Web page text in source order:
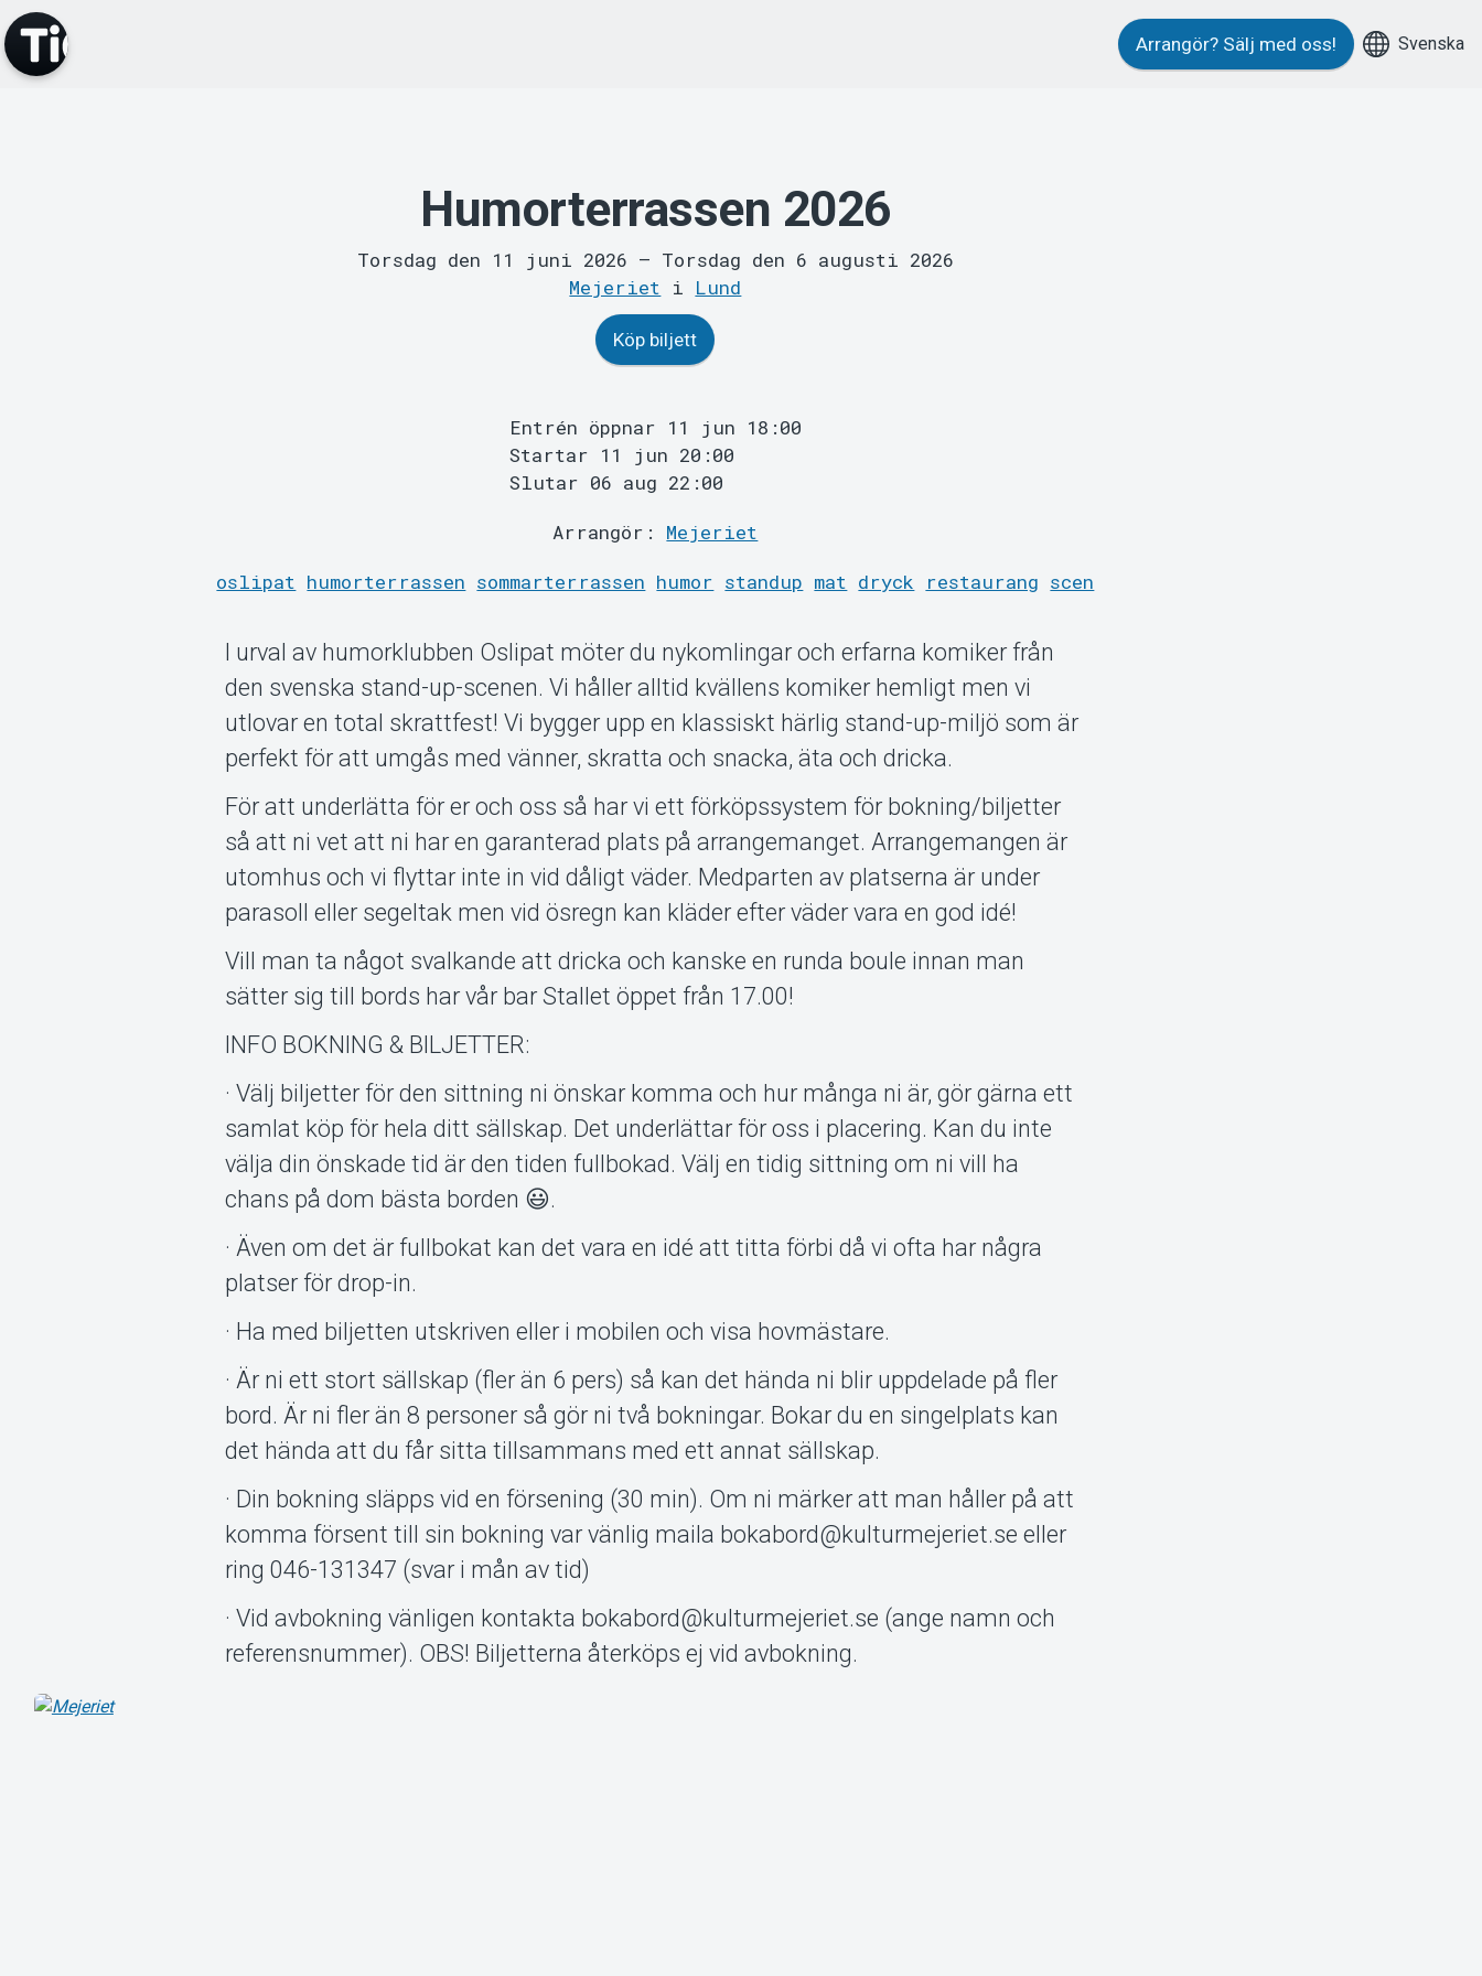
Arrangör? Sälj med oss! Svenska
Humorterrassen 2026
Torsdag den 11 juni 2026 – Torsdag den 6 augusti 2026
Mejeriet i Lund
Köp biljett
Entrén öppnar 11 jun 18:00
Startar 11 jun 20:00
Slutar 06 aug 22:00
Arrangör: Mejeriet
oslipat humorterrassen sommarterrassen humor standup mat dryck restaurang scen
I urval av humorklubben Oslipat möter du nykomlingar och erfarna komiker från
den svenska stand-up-scenen. Vi håller alltid kvällens komiker hemligt men vi
utlovar en total skrattfest! Vi bygger upp en klassiskt härlig stand-up-miljö som är
perfekt för att umgås med vänner, skratta och snacka, äta och dricka.
För att underlätta för er och oss så har vi ett förköpssystem för bokning/biljetter
så att ni vet att ni har en garanterad plats på arrangemanget. Arrangemangen är
utomhus och vi flyttar inte in vid dåligt väder. Medparten av platserna är under
parasoll eller segeltak men vid ösregn kan kläder efter väder vara en god idé!
Vill man ta något svalkande att dricka och kanske en runda boule innan man
sätter sig till bords har vår bar Stallet öppet från 17.00!
INFO BOKNING & BILJETTER:
· Välj biljetter för den sittning ni önskar komma och hur många ni är, gör gärna ett
samlat köp för hela ditt sällskap. Det underlättar för oss i placering. Kan du inte
välja din önskade tid är den tiden fullbokad. Välj en tidig sittning om ni vill ha
chans på dom bästa borden 😃.
· Även om det är fullbokat kan det vara en idé att titta förbi då vi ofta har några
platser för drop-in.
· Ha med biljetten utskriven eller i mobilen och visa hovmästare.
· Är ni ett stort sällskap (fler än 6 pers) så kan det hända ni blir uppdelade på fler
bord. Är ni fler än 8 personer så gör ni två bokningar. Bokar du en singelplats kan
det hända att du får sitta tillsammans med ett annat sällskap.
· Din bokning släpps vid en försening (30 min). Om ni märker att man håller på att
komma försent till sin bokning var vänlig maila bokabord@kulturmejeriet.se eller
ring 046-131347 (svar i mån av tid)
· Vid avbokning vänligen kontakta bokabord@kulturmejeriet.se (ange namn och
referensnummer). OBS! Biljetterna återköps ej vid avbokning.